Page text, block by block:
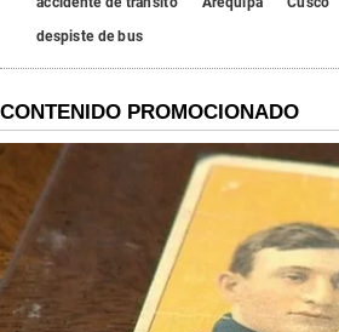
despiste de bus